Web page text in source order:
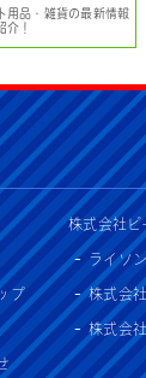
用品・雑貨の最新情報
介！
プ
株式会社ピ
ライソ
株式会
株式会